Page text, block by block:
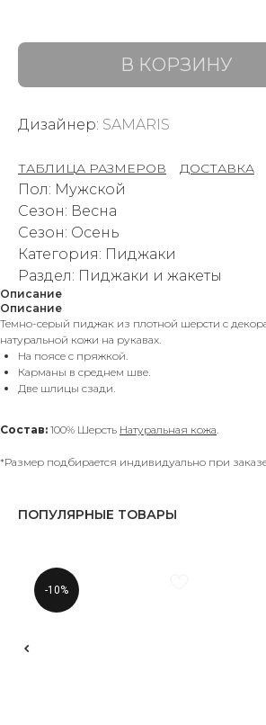
В КОРЗИНУ
Дизайнер: SAMARIS
ТАБЛИЦА РАЗМЕРОВ ДОСТАВКА
Пол: Мужской
Сезон: Весна
Сезон: Осень
Категория: Пиджаки
Раздел: Пиджаки и жакеты
Описание
Описание
Темно-серый пиджак из плотной шерсти с
натуральной кожи на рукавах.
На поясе с пряжкой.
Карманы в среднем шве.
Две шлицы сзади.
Состав: 100% Шерсть Натуральная кожа
*Размер подбирается индивидуально при
ПОПУЛЯРНЫЕ ТОВАРЫ
-10%